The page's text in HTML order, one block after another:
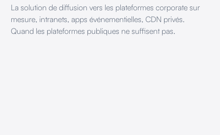
La solution de diffusion vers les plateformes corporate sur
mesure, intranets, apps événementielles, CDN privés.
Quand les plateformes publiques ne suffisent pas.